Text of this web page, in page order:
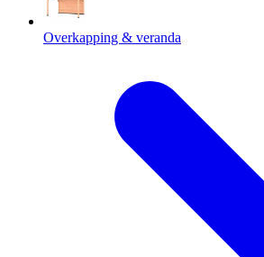
Overkapping & veranda